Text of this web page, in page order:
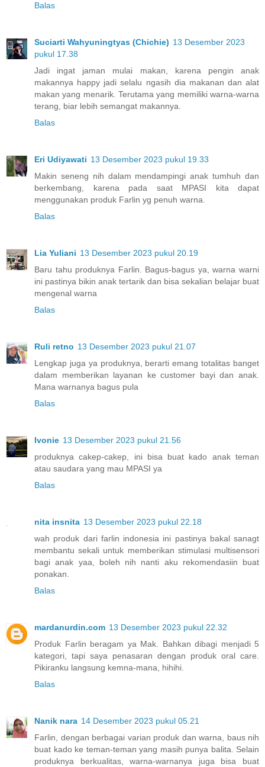
Balas
Suciarti Wahyuningtyas (Chichie) 13 Desember 2023
pukul 17.38
Jadi ingat jaman mulai makan, karena pengin anak
makannya happy jadi selalu ngasih dia makanan dan alat
makan yang menarik. Terutama yang memiliki warna-warna
terang, biar lebih semangat makannya.
Balas
Eri Udiyawati 13 Desember 2023 pukul 19.33
Makin seneng nih dalam mendampingi anak tumhuh dan
berkembang, karena pada saat MPASI kita dapat
menggunakan produk Farlin yg penuh warna.
Balas
Lia Yuliani 13 Desember 2023 pukul 20.19
Baru tahu produknya Farlin. Bagus-bagus ya, warna warni
ini pastinya bikin anak tertarik dan bisa sekalian belajar buat
mengenal warna
Balas
Ruli retno 13 Desember 2023 pukul 21.07
Lengkap juga ya produknya, berarti emang totalitas banget
dalam memberikan layanan ke customer bayi dan anak.
Mana warnanya bagus pula
Balas
Ivonie 13 Desember 2023 pukul 21.56
produknya cakep-cakep, ini bisa buat kado anak teman
atau saudara yang mau MPASI ya
Balas
nita insnita 13 Desember 2023 pukul 22.18
wah produk dari farlin indonesia ini pastinya bakal sanagt
membantu sekali untuk memberikan stimulasi multisensori
bagi anak yaa, boleh nih nanti aku rekomendasiin buat
ponakan.
Balas
mardanurdin.com 13 Desember 2023 pukul 22.32
Produk Farlin beragam ya Mak. Bahkan dibagi menjadi 5
kategori, tapi saya penasaran dengan produk oral care.
Pikiranku langsung kemna-mana, hihihi.
Balas
Nanik nara 14 Desember 2023 pukul 05.21
Farlin, dengan berbagai varian produk dan warna, baus nih
buat kado ke teman-teman yang masih punya balita. Selain
produknya berkualitas, warna-warnanya juga bisa buat